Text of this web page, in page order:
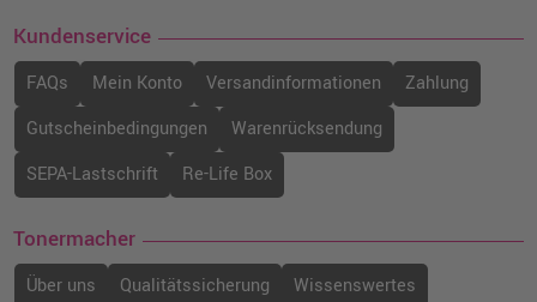
Kundenservice
FAQs Mein Konto Versandinformationen
Zahlung
Gutscheinbedingungen
Warenrücksendung
SEPA-Lastschrift
Re-Life Box
Tonermacher
Über uns Qualitätssicherung
Wissenswertes